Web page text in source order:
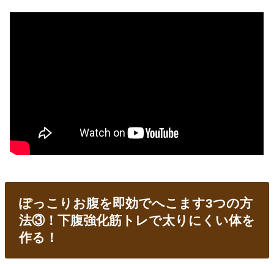
ぽっこりお腹を即効でへこます3つの方
法③！下腹強化筋トレで太りにくい体を
作る！